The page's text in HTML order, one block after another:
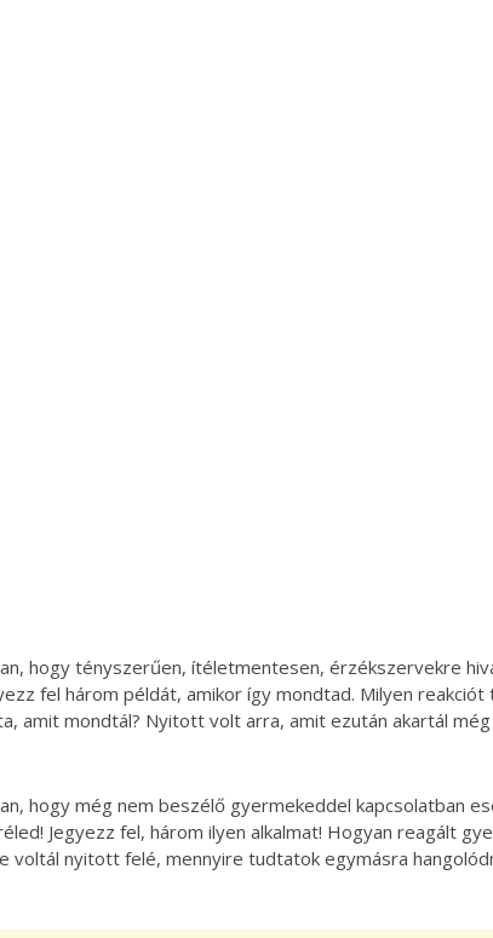
hogy tényszerűen, ítéletmentesen, érzékszervekre
fel három példát, amikor így mondtad. Milyen reakciót
amit mondtál? Nyitott volt arra, amit ezután akartál még
hogy még nem beszélő gyermekeddel kapcsolatban
Jegyezz fel, három ilyen alkalmat! Hogyan reagált
voltál nyitott felé, mennyire tudtatok egymásra